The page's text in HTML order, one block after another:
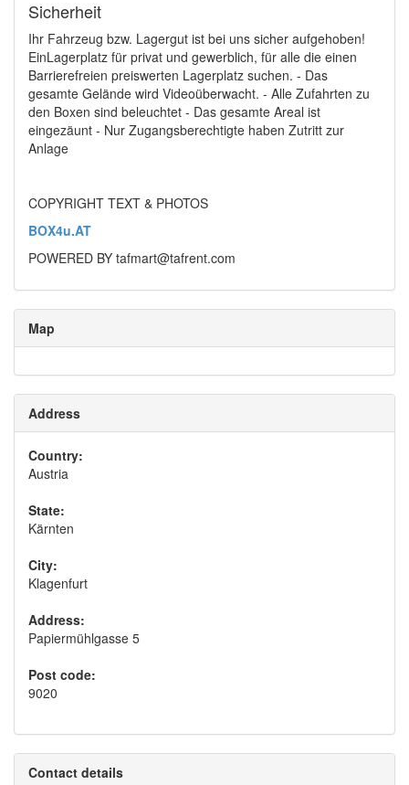
Sicherheit
Ihr Fahrzeug bzw. Lagergut ist bei uns sicher aufgehoben!
EinLagerplatz für privat und gewerblich, für alle die einen
Barrierefreien preiswerten Lagerplatz suchen. - Das
gesamte Gelände wird Videoüberwacht. - Alle Zufahrten zu
den Boxen sind beleuchtet - Das gesamte Areal ist
eingezäunt - Nur Zugangsberechtigte haben Zutritt zur
Anlage
COPYRIGHT TEXT & PHOTOS
BOX4u.AT
POWERED BY tafmart@tafrent.com
Map
This page can't load Google Maps correctly.
Do you own this website?
Address
Country:
Austria
State:
Kärnten
City:
Klagenfurt
Address:
Papiermühlgasse 5
Post code:
9020
Contact details